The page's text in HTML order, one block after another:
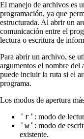
El manejo de archivos es
programación, ya que
estructurada. Al abrir un
comunicación entre el
lectura o escritura de
Para abrir un archivo, se
argumentos el nombre
puede incluir la ruta si el
programa.
Los modos de apertura
'r' : modo de
'w' : modo de
existente.